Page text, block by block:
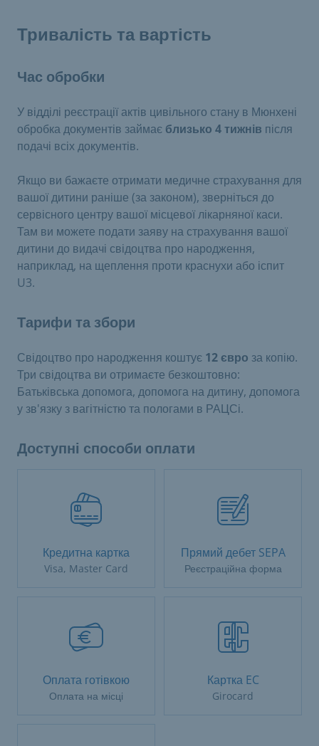
Тривалість та вартість
Час обробки
У відділі реєстрації актів цивільного стану в Мюнхені
обробка документів займає близько 4 тижнів після
подачі всіх документів.
Якщо ви бажаєте отримати медичне страхування для
вашої дитини раніше (за законом), зверніться до
сервісного центру вашої місцевої лікарняної каси.
Там ви можете подати заяву на страхування вашої
дитини до видачі свідоцтва про народження,
наприклад, на щеплення проти краснухи або іспит
U3.
Тарифи та збори
Свідоцтво про народження коштує 12 євро за копію.
Три свідоцтва ви отримаєте безкоштовно:
Батьківська допомога, допомога на дитину, допомога
у зв'язку з вагітністю та пологами в РАЦСі.
Доступні способи оплати
Кредитна картка
Visa, Master Card
Прямий дебет SEPA
Реєстраційна форма
Оплата готівкою
Оплата на місці
Картка EC
Girocard